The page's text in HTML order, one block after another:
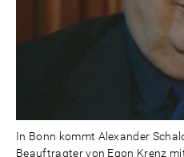
In Bonn kommt Alexander
Beauftragter von Egon Krenz